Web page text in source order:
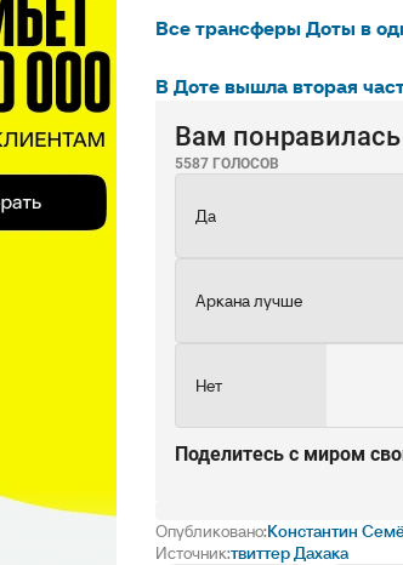
Все трансферы Доты в
В Доте вышла вторая
Вам
5587 ГОЛОСОВ
Да
Аркана лучше
Нет
Поделитесь c миром
Опубликовано:Константин
Источник:твиттер Дахака